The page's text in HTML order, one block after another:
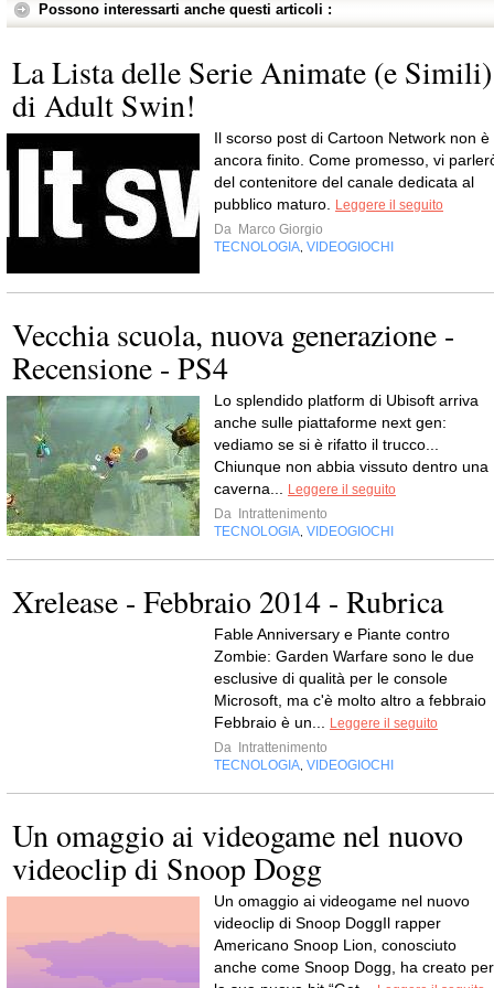
Possono interessarti anche questi articoli :
La Lista delle Serie Animate (e Simili)
di Adult Swin!
Il scorso post di Cartoon Network non è
ancora finito. Come promesso, vi
del contenitore del canale dedicata al
pubblico maturo.
Leggere il seguito
Da Marco Giorgio
TECNOLOGIA VIDEOGIOCHI
Vecchia scuola, nuova generazione -
Recensione - PS4
Lo splendido platform di Ubisoft arriva
anche sulle piattaforme next gen:
vediamo se si è rifatto il trucco...
Chiunque non abbia vissuto dentro una
caverna...
Leggere il seguito
Da
Intrattenimento
TECNOLOGIA VIDEOGIOCHI
Xrelease - Febbraio 2014 - Rubrica
Fable Anniversary e Piante contro
Zombie: Garden Warfare sono le due
esclusive di qualità per le console
Microsoft, ma c'è molto altro a febbraio
Febbraio è un...
Leggere il seguito
Da
Intrattenimento
TECNOLOGIA VIDEOGIOCHI
Un omaggio ai videogame nel nuovo
videoclip di Snoop Dogg
Un omaggio ai videogame nel nuovo
videoclip di Snoop DoggIl rapper
Americano Snoop Lion, conosciuto
anche come Snoop Dogg, ha creato per